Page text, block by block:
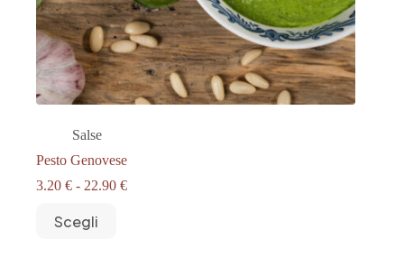
Salse
Pesto Genovese
3.20 € - 22.90 €Fascia
Scegli
prodotto